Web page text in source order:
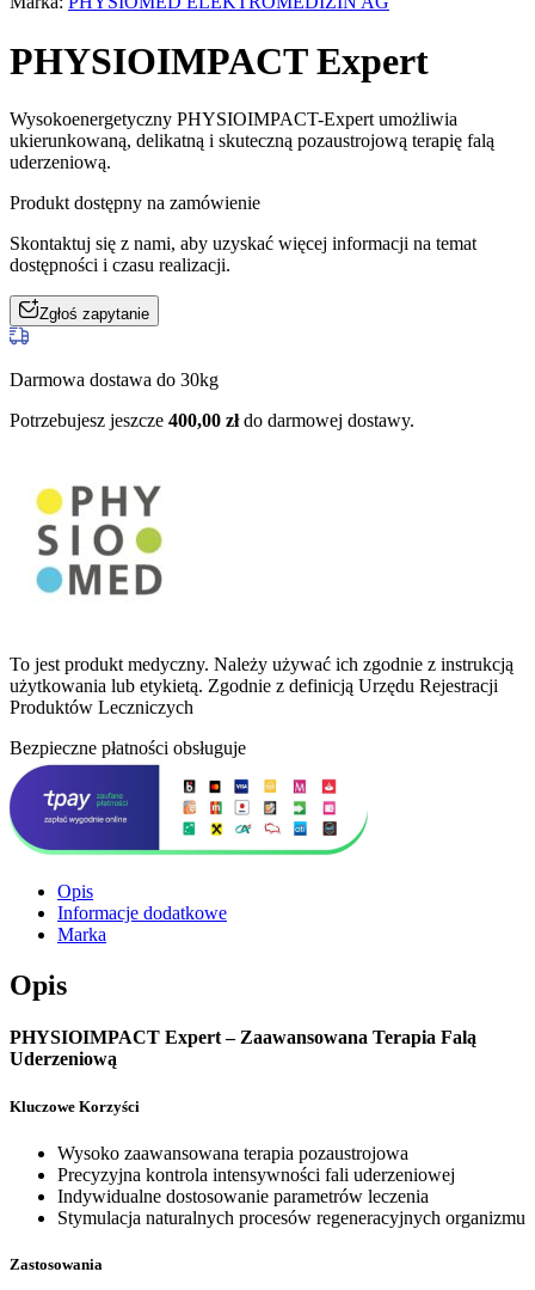
PHYSIOIMPACT Expert
Wysokoenergetyczny PHYSIOIMPACT-Expert umożliwia
ukierunkowaną, delikatną i skuteczną pozaustrojową terapię falą
uderzeniową.
Produkt dostępny na zamówienie
Skontaktuj się z nami, aby uzyskać więcej informacji na temat
dostępności i czasu realizacji.
Zgłoś zapytanie
Darmowa dostawa do 30kg
Potrzebujesz jeszcze 400,00 złdo darmowej dostawy.
To jest produkt medyczny. Należy używać ich zgodnie z instrukcją
użytkowania lub etykietą. Zgodnie z definicją Urzędu Rejestracji
Produktów Leczniczych
Bezpieczne płatności obsługuje
Opis
Informacje dodatkowe
Marka
Opis
PHYSIOIMPACT Expert – Zaawansowana Terapia Falą
Uderzeniową
Kluczowe Korzyści
Wysoko zaawansowana terapia pozaustrojowa
Precyzyjna kontrola intensywności fali uderzeniowej
Indywidualne dostosowanie parametrów leczenia
Stymulacja naturalnych procesów regeneracyjnych organizmu
Zastosowania